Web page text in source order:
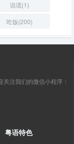
说谎(1)
吃饭(200)
注我们的微信小程序：
粤语特色